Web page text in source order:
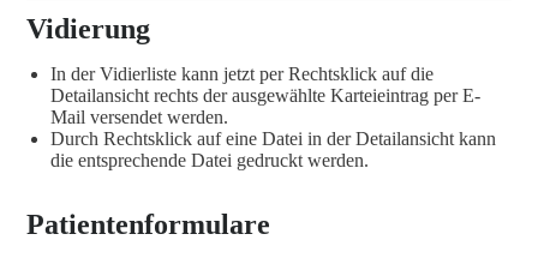
Vidierung
In der Vidierliste kann jetzt per Rechtsklick auf die
Detailansicht rechts der ausgewählte Karteieintrag per E-
Mail versendet werden.
Durch Rechtsklick auf eine Datei in der Detailansicht kann
die entsprechende Datei gedruckt werden.
Patientenformulare